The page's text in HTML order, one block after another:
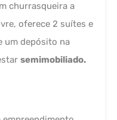
churrasqueira a
oferece 2 suítes e
um depósito na
semimobiliado.